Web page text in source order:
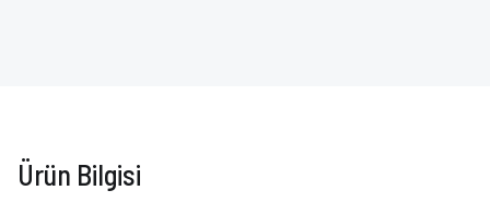
Ürün Bilgisi